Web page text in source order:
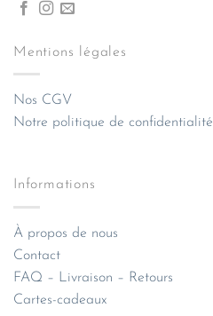
Mentions légales
Nos CGV
Notre politique de confidentialité
Informations
À propos de nous
Contact
FAQ – Livraison – Retours
Cartes-cadeaux